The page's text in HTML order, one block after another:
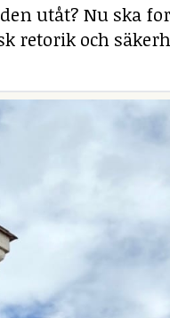
utåt? Nu ska
retorik och